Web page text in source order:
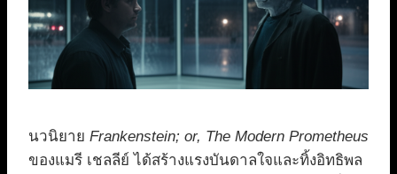
นวนิยาย Frankenstein; or, The Modern Prometheus
ของแมรี เชลลีย์ ได้สร้างแรงบันดาลใจและทิ้งอิทธิพล